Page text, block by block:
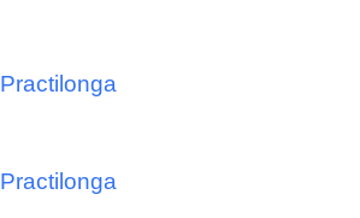
Practilonga
Practilonga